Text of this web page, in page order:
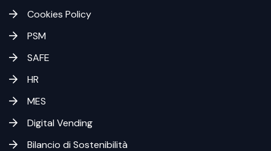
Cookies Policy
PSM
SAFE
HR
MES
Digital Vending
Bilancio di Sostenibilità